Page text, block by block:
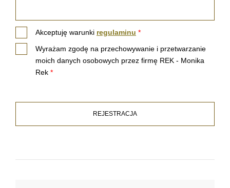
Akceptuję warunki regulaminu *
Wyrażam zgodę na przechowywanie i przetwarzanie
moich danych osobowych przez firmę REK - Monika
Rek *
REJESTRACJA